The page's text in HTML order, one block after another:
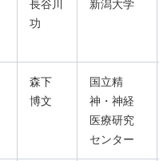
長谷川
功
新潟大学
森下
博文
国立精
神・神経
医療研究
センター